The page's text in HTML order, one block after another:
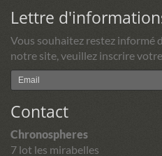
Lettre
Vous souhaitez restez informé
notre site, veuillez inscrire
Contact
Chronospheres
7 lot les mirabelles